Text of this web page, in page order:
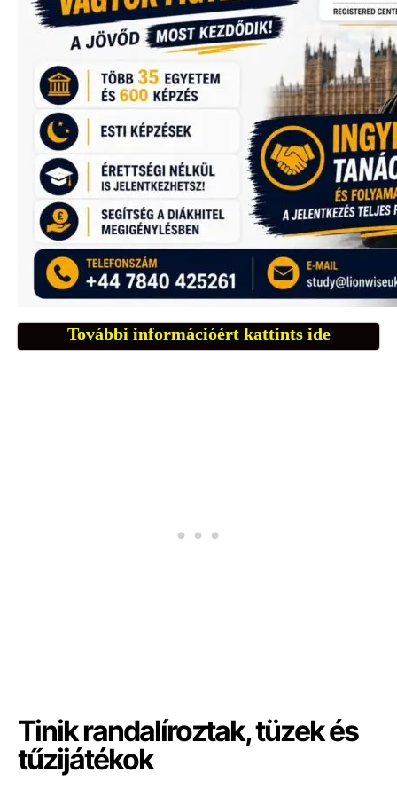
További információért kattints ide
Tinik randalíroztak, tüzek és
tűzijátékok